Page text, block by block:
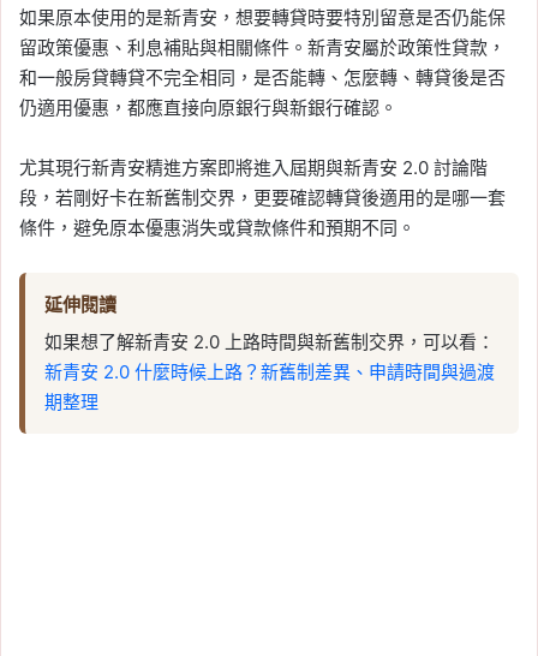
如果原本使用的是新青安，想要轉貸時要特別留意是否仍能保
留政策優惠、利息補貼與相關條件。新青安屬於政策性貸款，
和一般房貸轉貸不完全相同，是否能轉、怎麼轉、轉貸後是否
仍適用優惠，都應直接向原銀行與新銀行確認。
尤其現行新青安精進方案即將進入屆期與新青安 2.0 討論階
段，若剛好卡在新舊制交界，更要確認轉貸後適用的是哪一套
條件，避免原本優惠消失或貸款條件和預期不同。
延伸閱讀
如果想了解新青安 2.0 上路時間與新舊制交界，可以看：
新青安 2.0 什麼時候上路？新舊制差異、申請時間與過渡
期整理